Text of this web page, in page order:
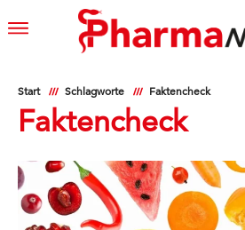
Start Schlagworte Faktencheck
Faktencheck